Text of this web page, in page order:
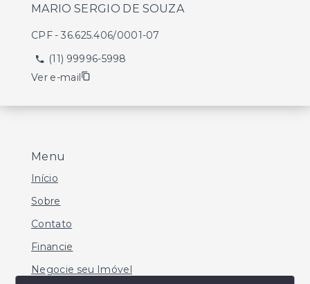
Menu
Início
Sobre
Contato
Financie
Negocie seu Imóvel
MARIO SERGIO DE SOUZA
CPF-36.625.406/0001-07
(11) 99996-5998
Ver e-mail